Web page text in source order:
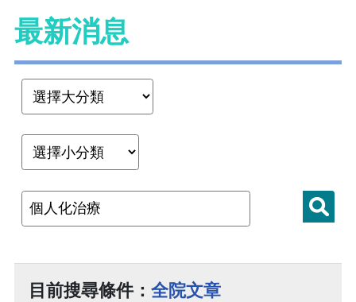
最新消息
目前搜尋條件： 全院文章